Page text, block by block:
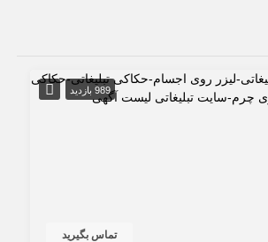
989 بازدید
تماس بگیرید